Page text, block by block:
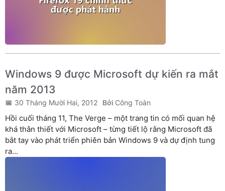
Windows 9 được Microsoft dự kiến ra mắt
năm 2013
30 Tháng Mười Hai, 2012 Công Toàn
Hồi cuối tháng 11, The Verge – một trang tin có mối quan hệ
khá thân thiết với Microsoft – từng tiết lộ rằng Microsoft đã
bắt tay vào phát triển phiên bản Windows 9 và dự định tung
ra...